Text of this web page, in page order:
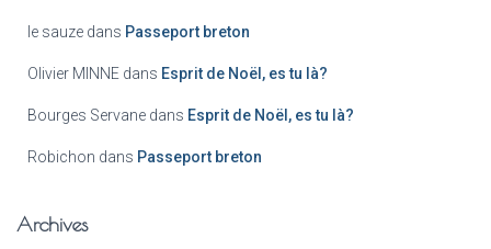
le sauze dans Passeport breton
Olivier MINNE dans Esprit de Noël, es tu là?
Bourges Servane dans Esprit de Noël, es tu là?
Robichon dans Passeport breton
Archives